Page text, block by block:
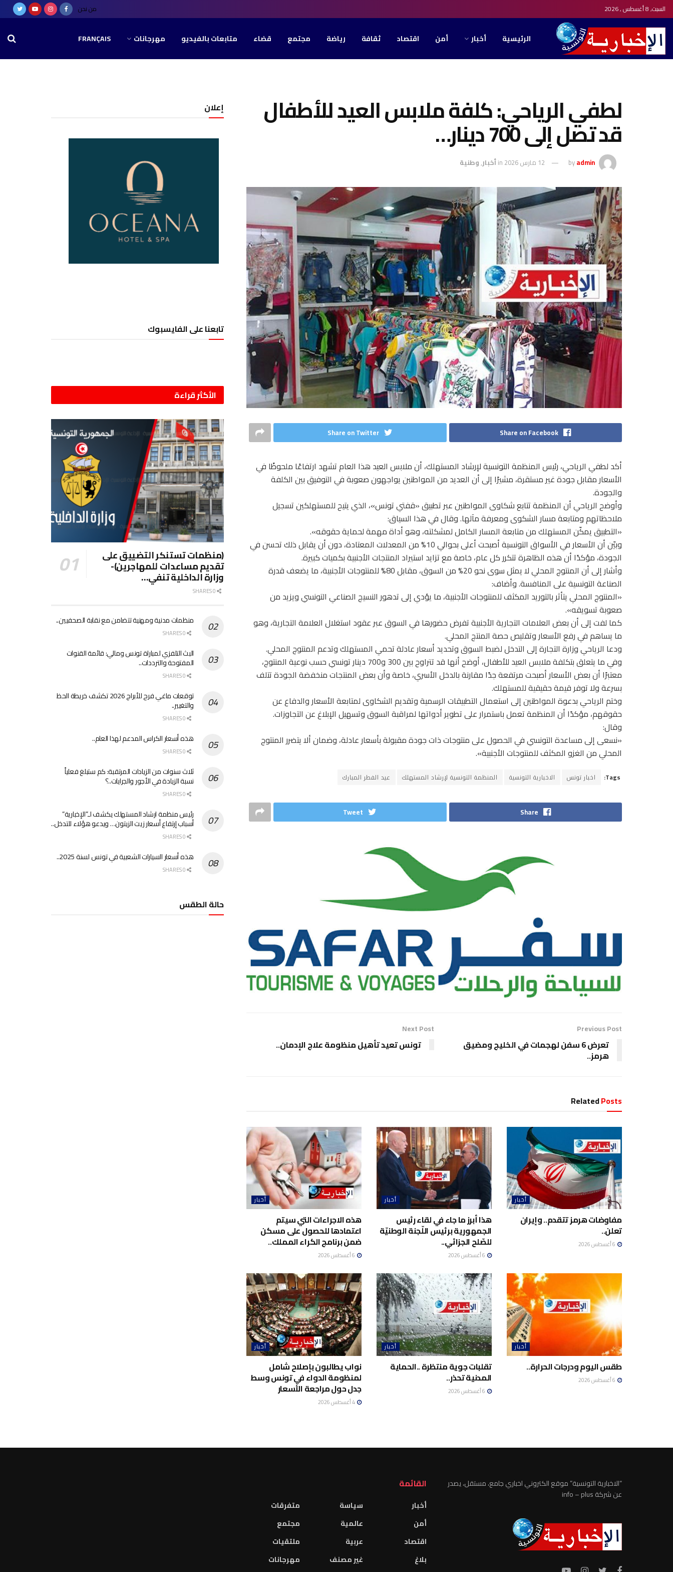
السبت, 8 أغسطس , 2026 من نحن
الرئيسية أخبار أمن اقتصاد ثقافة رياضة مجتمع قضاء متابعات بالفيديو مهرجانات FRANÇAIS
لطفي الرياحي: كلفة ملابس العيد للأطفال
قد تصل إلى 700 دينار…
byadmin 12 مارس 2026 inأخبار,وطنية
Share on Facebook
Share on Twitter
أكد لطفي الرياحي، رئيس المنظمة التونسية لإرشاد المستهلك، أن ملابس العيد هذا العام تشهد ارتفاعًا ملحوظًا في
الأسعار مقابل جودة غير مستقرة، مشيرًا إلى أن العديد من المواطنين يواجهون صعوبة في التوفيق بين الكلفة
والجودة.
وأوضح الرياحي أن المنظمة تتابع شكاوى المواطنين عبر تطبيق «قفتي تونس»، الذي يتيح للمستهلكين تسجيل
ملاحظاتهم ومتابعة مسار الشكوى ومعرفة مآلها. وقال في هذا السياق:
«التطبيق يمكّن المستهلك من متابعة المسار الكامل لمشكلته، وهو أداة مهمة لحماية حقوقه».
وبيّن أن الأسعار في الأسواق التونسية أصبحت أعلى بحوالي 10% من المعدلات المعتادة، دون أن يقابل ذلك تحسن في
الجودة، مؤكدًا أن هذه الظاهرة تتكرر كل عام، خاصة مع تزايد استيراد المنتجات الأجنبية بكميات كبيرة.
وأشار إلى أن المنتوج المحلي لا يمثل سوى نحو 20% من السوق، مقابل 80% للمنتوجات الأجنبية، ما يضعف قدرة
الصناعة التونسية على المنافسة. وأضاف:
«المنتوج المحلي يتأثر بالتوريد المكثف للمنتوجات الأجنبية، ما يؤدي إلى تدهور النسيج الصناعي التونسي ويزيد من
صعوبة تسويقه».
كما لفت إلى أن بعض العلامات التجارية الأجنبية تفرض حضورها في السوق عبر عقود استغلال العلامة التجارية، وهو
ما يساهم في رفع الأسعار وتقليص حصة المنتج المحلي.
ودعا الرياحي وزارة التجارة إلى التدخل لضبط السوق وتحديد أسعار عادلة تحمي المستهلك وتدعم المنتوج المحلي.
وفي ما يتعلق بتكلفة ملابس العيد للأطفال، أوضح أنها قد تتراوح بين 300 و700 دينار تونسي حسب نوعية المنتوج،
معتبرًا أن بعض الأسعار أصبحت مرتفعة جدًا مقارنة بالدخل الأسري، خاصة وأن بعض المنتجات منخفضة الجودة تتلف
بسرعة ولا توفر قيمة حقيقية للمستهلك.
وختم الرياحي بدعوة المواطنين إلى استعمال التطبيقات الرسمية وتقديم الشكاوى لمتابعة الأسعار والدفاع عن
حقوقهم، مؤكدًا أن المنظمة تعمل باستمرار على تطوير أدواتها لمراقبة السوق وتسهيل الإبلاغ عن التجاوزات.
وقال:
«نسعى إلى مساعدة التونسي في الحصول على منتوجات ذات جودة مقبولة بأسعار عادلة، وضمان ألا يتضرر المنتوج
المحلي من الغزو المكثف للمنتوجات الأجنبية».
Tags: اخبار تونس الاخبارية التونسية المنظمة التونسية لإرشاد المستهلك عيد الفطر المبارك
Share
Tweet
Previous Post
تعرض 6 سفن لهجمات في الخليج ومضيق
هرمز..
Next Post
تونس تعيد تأهيل منظومة علاج الإدمان..
RelatedPosts
أخبار
مفاوضات هرمز تتقدم.. وإيران
تعلن..
أخبار
هذا أبرز ما جاء في لقاء رئيس
الجمهورية برئيس اللّجنة الوطنيّة
للصّلح الجزائي..
أخبار
هذه الاجراءات التي سيتم
اعتمادها للحصول على مسكن
ضمن برنامج الكراء المملك..
أخبار
طقس اليوم ودرجات الحرارة..
أخبار
تقلبات جوية منتظرة ..الحماية
المدنية تحذر..
أخبار
نواب يطالبون بإصلاح شامل
لمنظومة الدواء في تونس وسط
جدل حول مراجعة الأسعار
إعلان
تابعنا على الفايسبوك
الأكثر قراءة
(منظمات تستنكر التضييق على
تقديم مساعدات للمهاجرين)-
وزارة الداخلية تنفي…
منظمات مدنية ومهنية تتضامن مع نقابة الصحفيين..
البث التلفزي لمباراة تونس ومالي: قائمة القنوات
المفتوحة والترددات..
توقعات ماغي فرح للأبراج 2026 تكشف خريطة الحظ
والتغيير..
هذه أسعار الكراس المدعم لهذا العام..
ثلاث سنوات من الزيادات المرتقبة: كم ستبلغ فعلياً
نسبة الزيادة في الأجور والجرايات..؟
رئيس منظمة ارشاد المستهلك يكشف لـ”الإخبارية”
أسباب إرتفاع أسعار زيت الزيتون… ويدعو هؤلاء للتدخل..
هذه أسعار السيارات الشعبية في تونس لسنة 2025..
حالة الطقس
“الاخبارية التونسية” موقع الكتروني اخباري جامع، مستقل، يصدر
عن شركة info – plus
القائمة
أخبار
أمن
اقتصاد
بلاغ
سياسة
عالمية
عربية
غير مصنف
متفرقات
مجتمع
ملتقيات
مهرجانات